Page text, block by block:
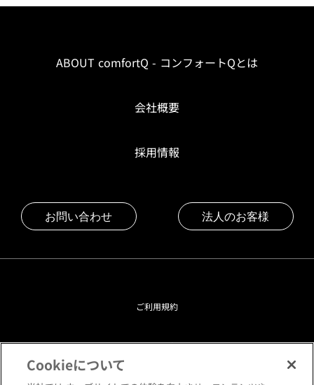
ABOUT comfortQ - コンフォートQとは
会社概要
採用情報
お問い合わせ 法人のお客様
ご利用規約
プライバシーポリシー
Cookieについて